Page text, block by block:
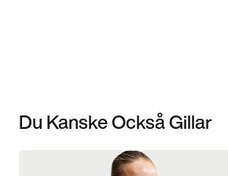
Du Kanske Också Gillar